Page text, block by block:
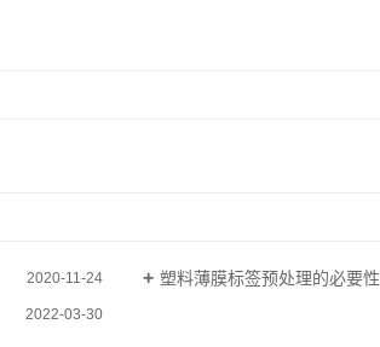
2020-11-24 塑料薄膜标签预处理的必要性
2022-03-30